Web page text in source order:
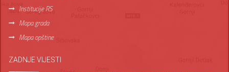
Institucije RS
Mapa grada
Mapa opštine
ZADNJE VIJESTI